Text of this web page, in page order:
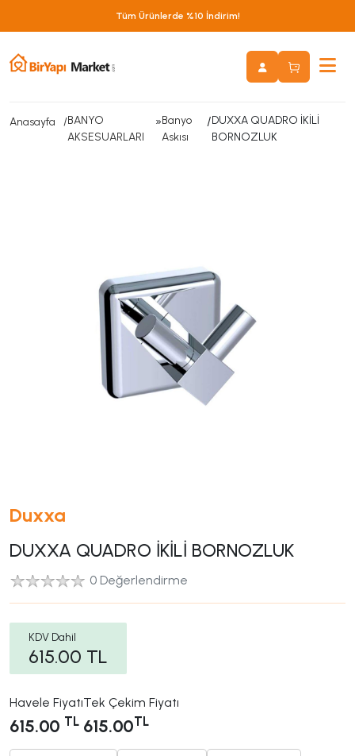
Tüm Ürünlerde %10 İndirim!
Anasayfa
BANYO
AKSESUARLARI
»Banyo
Askısı
/DUXXA QUADRO İKİLİ
BORNOZLUK
Duxxa
DUXXA QUADRO İKİLİ BORNOZLUK
0 Değerlendirme
KDV Dahil
615.00 TL
Havele Fiyatı
615.00 TL
Tek Çekim Fiyatı
615.00TL